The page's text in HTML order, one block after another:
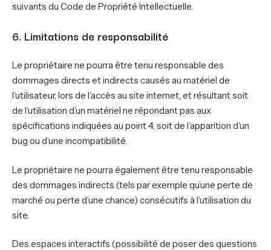
suivants du Code de Propriété Intellectuelle.
6. Limitations de responsabilité
Le propriétaire ne pourra être tenu responsable des
dommages directs et indirects causés au matériel de
l’utilisateur, lors de l’accès au site internet, et résultant soit
de l’utilisation d’un matériel ne répondant pas aux
spécifications indiquées au point 4, soit de l’apparition d’un
bug ou d’une incompatibilité.
Le propriétaire ne pourra également être tenu responsable
des dommages indirects (tels par exemple qu’une perte de
marché ou perte d’une chance) consécutifs à l’utilisation du
site.
Des espaces interactifs (possibilité de poser des questions